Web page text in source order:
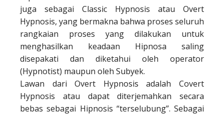
juga sebagai Classic Hypnosis atau Overt
Hypnosis, yang bermakna bahwa proses seluruh
rangkaian proses yang dilakukan untuk
menghasilkan keadaan Hipnosa saling
disepakati dan diketahui oleh operator
(Hypnotist) maupun oleh Subyek.
Lawan dari Overt Hypnosis adalah Covert
Hypnosis atau dapat diterjemahkan secara
bebas sebagai Hipnosis “terselubung”. Sebagai